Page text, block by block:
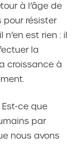
à l’âge de
pour résister
est rien : il
la
croissance à
Est-ce que
par
nous avons